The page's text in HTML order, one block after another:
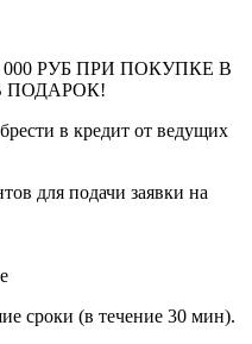
РУБ ПРИ ПОКУПКЕ В
ПОДАРОК!
в кредит от ведущих
для подачи заявки на
сроки (в течение 30 мин).